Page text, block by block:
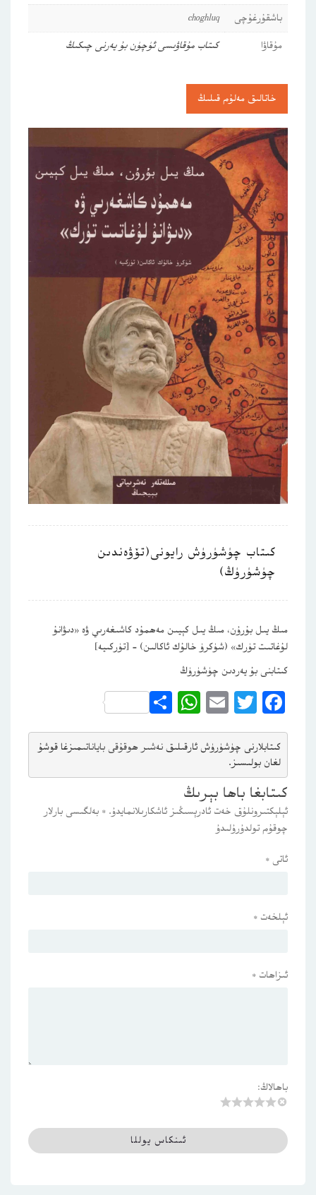
باشقۇرغۇچى
choghluq
مۇقاۋا
كىتاب مۇقاۋىسى ئۈچۈن بۇ يەرنى چىكىڭ
خاتالىق مەلۇم قىلىڭ
كىتاب چۈشۈرۈش رايونى(تۆۋەندىن
چۈشۈرۈڭ)
مىڭ يىل بۇرۇن، مىڭ يىل كېيىن مەھمۇد كاشىغەرىي ۋە «دىۋانۇ
لۇغاتىت تۈرك» (شۈكرۈ خالۇك ئاكالىن) – [تۈركىيە]
كىتابنى بۇ يەردىن چۈشۈرۈڭ
Facebook
Twitter
Email
WhatsApp
Share
كىتابلارنى چۈشۈرۈش ئارقىلىق نەشىر ھوقۇقى باياناتىمىزغا قوشۇ
لغان بولىسىز.
كىتابغا باھا بېرىڭ
ئېلېكتىرونلۇق خەت ئادرېسىڭىز ئاشكارىلانمايدۇ. * بەلگىسى بارلار
چوقۇم تولدۇرۇلىدۇ
ئاتى *
ئېلخەت *
ئىزاھات *
باھالاڭ: